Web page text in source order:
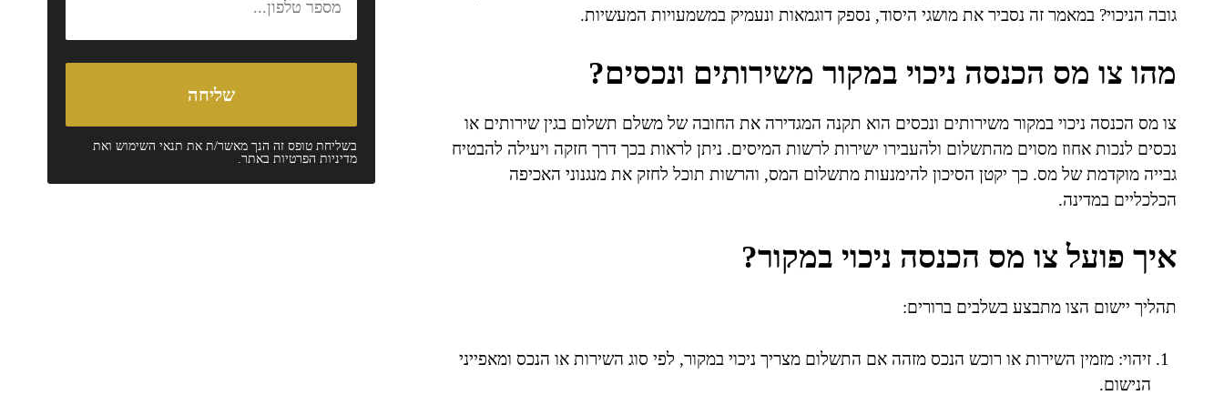
גובה הניכוי? במאמר זה נסביר את מושגי היסוד, נספק דוגמאות ונעמיק במשמעויות המעשיות.
מהו צו מס הכנסה ניכוי במקור משירותים ונכסים?
צו מס הכנסה ניכוי במקור משירותים ונכסים הוא תקנה המגדירה את החובה של משלם תשלום בגין שירותים או
נכסים לנכות אחוז מסוים מהתשלום ולהעבירו ישירות לרשות המיסים. ניתן לראות בכך דרך חזקה ויעילה להבטיח
גבייה מוקדמת של מס. כך יקטן הסיכון להימנעות מתשלום המס, והרשות תוכל לחזק את מנגנוני האכיפה
הכלכליים במדינה.
איך פועל צו מס הכנסה ניכוי במקור?
תהליך יישום הצו מתבצע בשלבים ברורים:
זיהוי: מזמין השירות או רוכש הנכס מזהה אם התשלום מצריך ניכוי במקור, לפי סוג השירות או הנכס ומאפייני
הנישום.
בשליחת טופס זה הנך מאשר/ת את תנאי השימושואת
מדיניות הפרטיותבאתר.